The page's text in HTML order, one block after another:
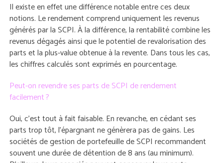
Il existe en effet une différence notable entre ces deux
notions. Le rendement comprend uniquement les revenus
générés par la SCPI. À la différence, la rentabilité combine les
revenus dégagés ainsi que le potentiel de revalorisation des
parts et la plus-value obtenue à la revente. Dans tous les cas,
les chiffres calculés sont exprimés en pourcentage.
Peut-on revendre ses parts de SCPI de rendement
facilement ?
Oui, c’est tout à fait faisable. En revanche, en cédant ses
parts trop tôt, l’épargnant ne génèrera pas de gains. Les
sociétés de gestion de portefeuille de SCPI recommandent
souvent une durée de détention de 8 ans (au minimum).